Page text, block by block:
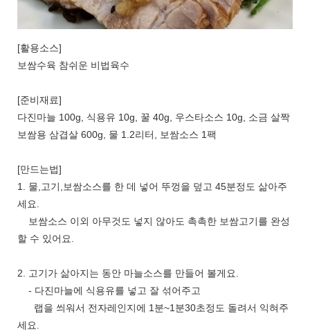
[활용소스]
보쌈수육 참쉬운 비법육수
[준비재료]
다진마늘 100g, 식용유 10g, 꿀 40g, 우스타소스 10g, 소금 살짝
보쌈용 삼겹살 600g, 물 1.2리터, 보쌈소스 1팩
[만드는법]
1. 물,고기,보쌈소스를 한 데 넣어 뚜껑을 덮고 45분정도 삶아주
세요.
보쌈소스 이외 아무것도 넣지 않아도 촉촉한 보쌈고기를 완성
할 수 있어요.
2. 고기가 삶아지는 동안 마늘소스를 만들어 볼게요.
- 다진마늘에 식용유를 넣고 잘 섞어주고
랩을 씌워서 전자레인지에 1분~1분30초정도 돌려서 익혀주
세요.